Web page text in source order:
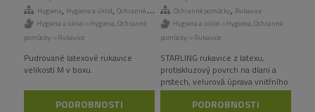
Hygiena, Hygiena a úklid, Ochranné pomůcky ,Rukavice
Hygiena a úklid->Hygiena Ochranné
pomůcky->Rukavice
Pudrované latexové rukavice
velikosti M v boxu.
PODROBNOSTI
Ochranné pomůcky, Rukavice
Hygiena a úklid->Hygiena Ochranné
pomůcky->Rukavice
STARLING rukavice z latexu,
protiskluzový povrch na dlani a
prstech, velurová úprava vnitřního
povrchu, vhodné pro domácnost
PODROBNOSTI